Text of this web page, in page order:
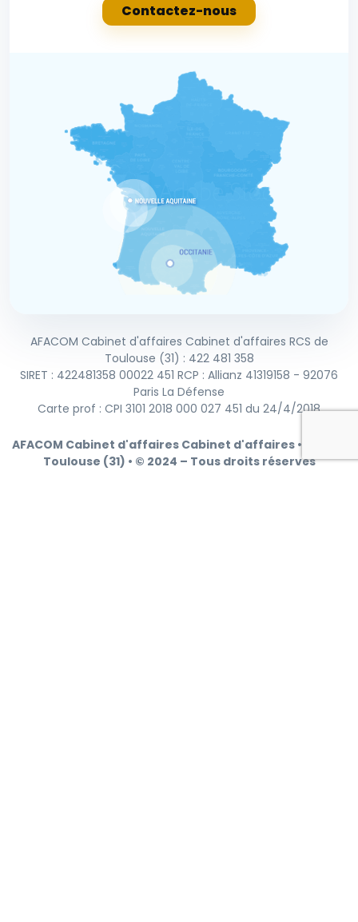
Contactez-nous
AFACOM Cabinet d'affaires Cabinet d'affaires RCS de
Toulouse (31) : 422 481 358
SIRET : 422481358 00022 451 RCP : Allianz 41319158 - 92076
Paris La Défense
Carte prof : CPI 3101 2018 000 027 451 du 24/4/2018
AFACOM Cabinet d'affaires Cabinet d'affaires • RCS de
Toulouse (31) • © 2024 – Tous droits réservés